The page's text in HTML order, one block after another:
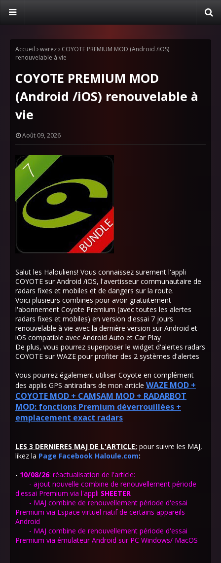
Accueil warez
COYOTE PREMIUM MOD (Android /iOS)
renouvelable à vie
COYOTE PREMIUM MOD
(Android /iOS) renouvelable à
vie
Août 09, 2026
Salut les Halouliens! Vous connaissez surement l'appli
COYOTE sur Android /iOS, l'avertisseur communautaire de
radars fixes et mobiles et de dangers sur la route.
Voici plusieurs combines pour avoir gratuitement
l'abonnement Coyote Premium (avec toutes les alertes
radars fixes et mobiles) en version d'essai 7 jours
renouvelable à vie avec la dernière version sur Android et
iOS compatible avec Android Auto et Car Play
De plus, vous pourrez superposer le widget d'alertes radars
COYOTE sur WAZE pour profiter des 2 systèmes d'alertes
Vous pourrez également utiliser Coyote en complément
des applis GPS antiradars de mon article WAZE MOD +
COYOTE MOD + CAMSAM MOD + RADARBOT
MOD: fonctions Premium déverrouillées +
emplacement exact radars
LES 3 DERNIERES MAJ DE L'ARTICLE: pour suivre les MAJ,
likez la Page Facebook Haloule.com:
- 10/08/26: réactualisation de l'article:
- ajout nouvelle combine de renouvellement période
d'essai Premium via l'appli SHEETER
- MAJ combine de renouvellement période d'essai
Premium via Espace virtuel natif de certains appareils
Android
- MAJ combine de renouvellement période d'essai
Premium via émulateur Android sur PC Windows/ MacOS